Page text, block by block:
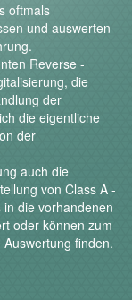
oftmals
und auswerten
Reverse -
die
der
die eigentliche
der
auch die
von Class A -
die vorhandenen
oder können zum
finden.